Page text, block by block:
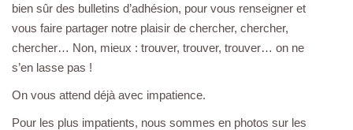
bien sûr des bulletins d’adhésion, pour vous renseigner et
vous faire partager notre plaisir de chercher, chercher,
chercher… Non, mieux : trouver, trouver, trouver… on ne
s’en lasse pas !
On vous attend déjà avec impatience.
Pour les plus impatients, nous sommes en photos sur les